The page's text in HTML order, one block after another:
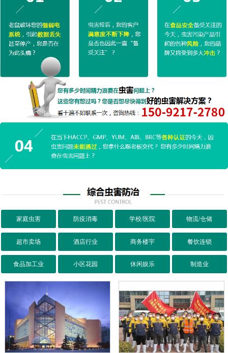
家庭虫害 防疫消毒 学校/医院 物流/仓储
超市卖场 酒店行业 商务楼宇 餐饮连锁
食品加工业 小区花园 休闲娱乐 制造业